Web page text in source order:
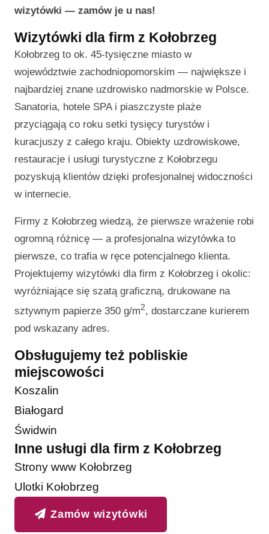
wizytówki — zamów je u nas!
Wizytówki dla firm z Kołobrzeg
Kołobrzeg to ok. 45-tysięczne miasto w
województwie zachodniopomorskim — największe i
najbardziej znane uzdrowisko nadmorskie w Polsce.
Sanatoria, hotele SPA i piaszczyste plaże
przyciągają co roku setki tysięcy turystów i
kuracjuszy z całego kraju. Obiekty uzdrowiskowe,
restauracje i usługi turystyczne z Kołobrzegu
pozyskują klientów dzięki profesjonalnej widoczności
w internecie.
Firmy z Kołobrzeg wiedzą, że pierwsze wrażenie robi
ogromną różnicę — a profesjonalna wizytówka to
pierwsze, co trafia w ręce potencjalnego klienta.
Projektujemy wizytówki dla firm z Kołobrzeg i okolic:
wyróżniające się szatą graficzną, drukowane na
sztywnym papierze 350 g/m2, dostarczane kurierem
pod wskazany adres.
Obsługujemy też pobliskie
miejscowości
Koszalin
Białogard
Świdwin
Inne usługi dla firm z Kołobrzeg
Strony www Kołobrzeg
Ulotki Kołobrzeg
Zamów wizytówki